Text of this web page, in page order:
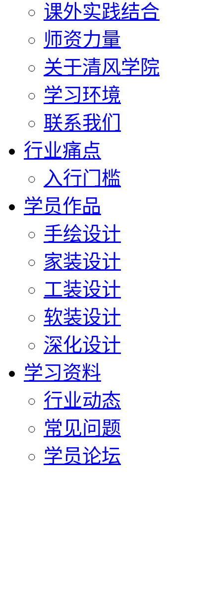
课外实践结合
师资力量
关于清风学院
学习环境
联系我们
行业痛点
入行门槛
学员作品
手绘设计
家装设计
工装设计
软装设计
深化设计
学习资料
行业动态
常见问题
学员论坛